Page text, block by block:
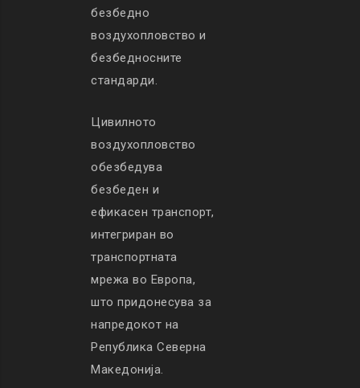
безбедно
воздухопловство и
безбедносните
стандарди.
Цивилното
воздухопловство
обезбедува
безбеден и
ефикасен транспорт,
интегриран во
транспортната
мрежа во Европа,
што придонесува за
напредокот на
Република Северна
Македонија.